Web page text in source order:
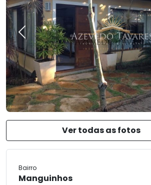
Previous
Ver todas as fotos
Bairro
Manguinhos